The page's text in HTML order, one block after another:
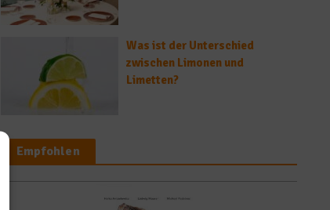
Was ist der Unterschied
zwischen Limonen und
Limetten?
Empfohlen